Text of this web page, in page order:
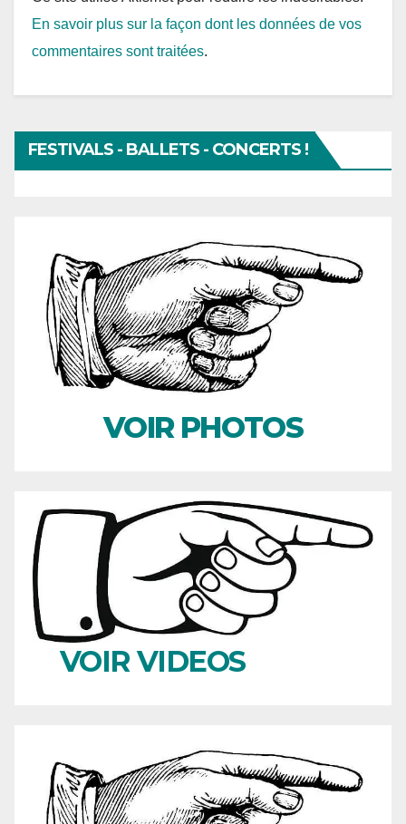
En savoir plus sur la façon dont les données de vos
commentaires sont traitées.
FESTIVALS - BALLETS - CONCERTS !
VOIR PHOTOS
VOIR VIDEOS